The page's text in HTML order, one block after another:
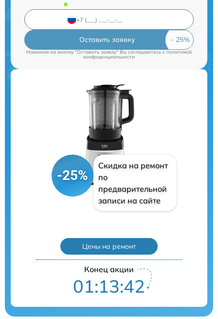
Оставить заявку
Нажимая на кнопку "Оставить заявку" Вы соглашаетесь c политикой
конфиденциальности
-25%
Скидка на ремонт
по
предварительной
записи на сайте
Цены на ремонт
Конец акции
01:13:41